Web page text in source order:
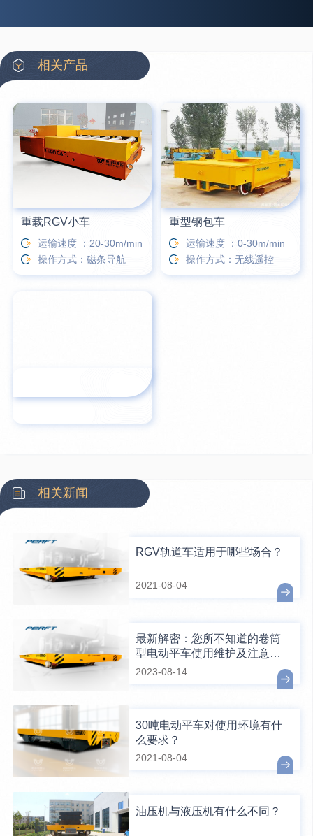
相关产品
重载RGV小车
运输速度 ：20-30m/min
操作方式：磁条导航
重型钢包车
运输速度 ：0-30m/min
操作方式：无线遥控
相关新闻
RGV轨道车适用于哪些场合？
2021-08-04
最新解密：您所不知道的卷筒
型电动平车使用维护及注意事
项！
2023-08-14
30吨电动平车对使用环境有什
么要求？
2021-08-04
油压机与液压机有什么不同？